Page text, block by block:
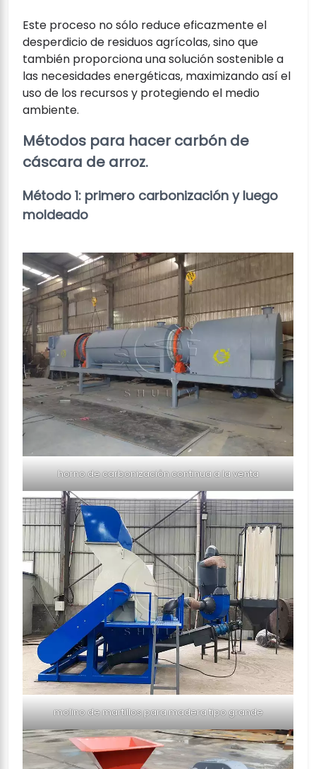
Este proceso no sólo reduce eficazmente el
desperdicio de residuos agrícolas, sino que
también proporciona una solución sostenible a
las necesidades energéticas, maximizando así el
uso de los recursos y protegiendo el medio
ambiente.
Métodos para hacer carbón de
cáscara de arroz.
Método 1: primero carbonización y luego
moldeado
horno de carbonización continua a la venta
molino de martillos para madera tipo grande